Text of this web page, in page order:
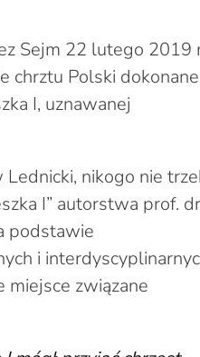
Sejm 22 lutego 2019
chrztu Polski
I, uznawanej
nikogo nie
I” autorstwa prof.
podstawie
i
związane